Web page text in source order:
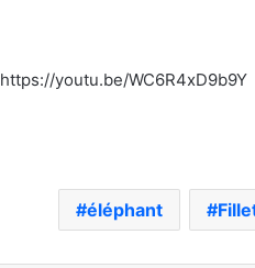
https://youtu.be/WC6R4xD9b9Y
Yao
éléphant